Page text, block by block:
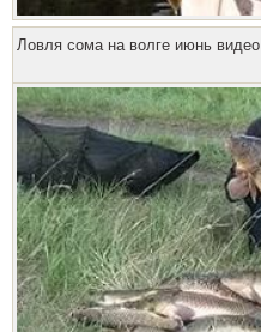
Ловля сома на волге июнь видео